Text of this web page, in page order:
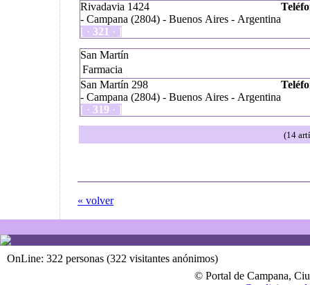
Rivadavia 1424
- Campana (2804) - Buenos Aires - Argentina
[ · 321 · ]
San Martín
Farmacia
San Martín 298
- Campana (2804) - Buenos Aires - Argentina
[ · 319 · ]
(14
« volver
OnLine: 322 personas (322 visitantes anónimos)
© Portal de Campana,